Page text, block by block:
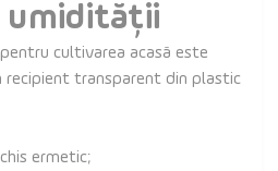
umidității
cultivarea acasă este
recipient transparent din plastic
ermetic;